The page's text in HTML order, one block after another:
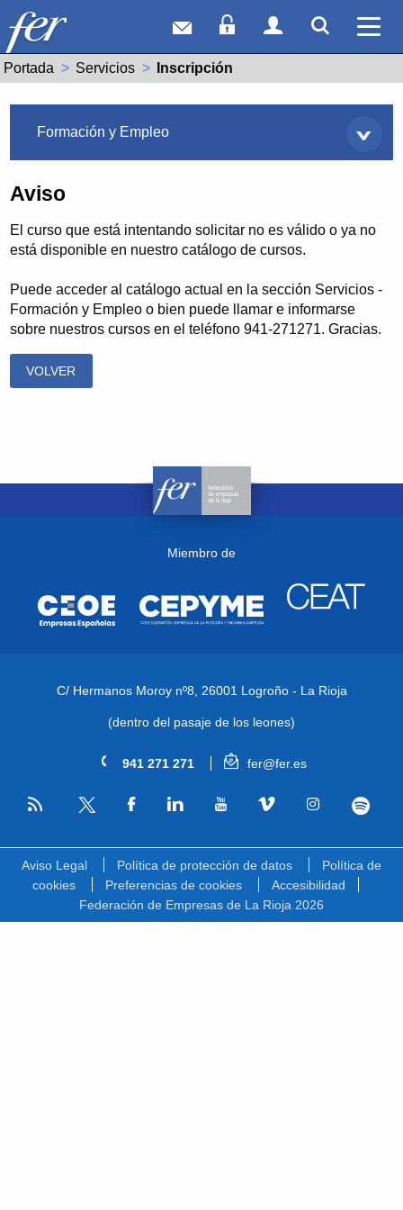
Correo webAcceso Socios
Acceso
Portada Servicios Actual:
Inscripción
Formación y Empleo
Aviso
El curso que está intentando solicitar no es válido o ya no
está disponible en nuestro catálogo de cursos.
Puede acceder al catálogo actual en la sección Servicios -
Formación y Empleo o bien puede llamar e informarse
sobre nuestros cursos en el teléfono 941-271271. Gracias.
VOLVER
Miembro de
C/ Hermanos Moroy nº8, 26001 Logroño - La Rioja
(dentro del pasaje de los leones)
941 271 271 fer@fer.es
RSS
Aviso Legal Política de protección de datos
Política de
cookies
Preferencias de cookies
Accesibilidad
Federación de Empresas de La Rioja 2026